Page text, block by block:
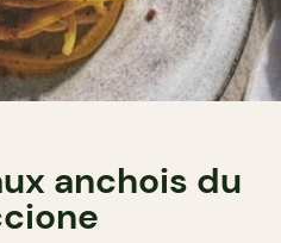
anchois du